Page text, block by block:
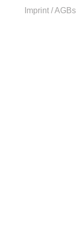
Imprint / AGBs